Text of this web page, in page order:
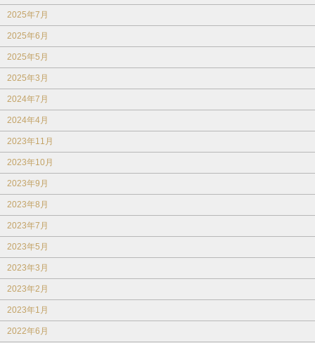
2025年7月
2025年6月
2025年5月
2025年3月
2024年7月
2024年4月
2023年11月
2023年10月
2023年9月
2023年8月
2023年7月
2023年5月
2023年3月
2023年2月
2023年1月
2022年6月